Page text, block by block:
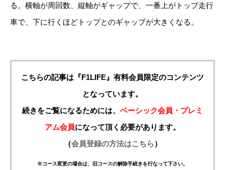
る。横軸が周回数、縦軸がギャップで、一番上がトップ走行
車で、下に行くほどトップとのギャップが大きくなる。
こちらの記事は『F1LIFE』有料会員限定のコンテンツ
となっています。
続きをご覧になるためには、 ベーシック会員・プレミ
アム会員になって頂く必要があります。
（会員登録の方法はこちら）
※コース変更の場合は、旧コースの解除手続きを行なって下さい。